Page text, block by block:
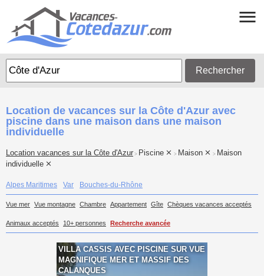
Rechercher
Location de vacances sur la Côte d'Azur avec
piscine dans une maison dans une maison
individuelle
Location vacances sur la Côte d'Azur > Piscine > Maison > Maison
individuelle
Alpes Maritimes Var Bouches-du-Rhône
Vue mer Vue montagne Chambre Appartement Gîte Chèques vacances acceptés
Animaux acceptés 10+ personnes Recherche avancée
VILLA CASSIS AVEC PISCINE SUR VUE
MAGNIFIQUE MER ET MASSIF DES
CALANQUES